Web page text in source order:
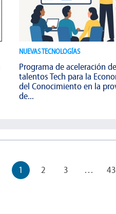
NUEVAS TECNOLOGÍAS
Programa de aceleración de
talentos Tech para la
del Conocimiento en la
de...
1 2 3 … 43